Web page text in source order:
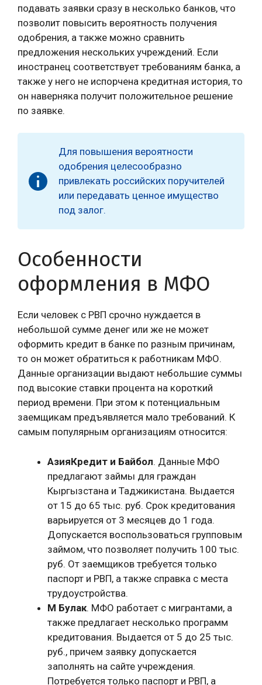
подавать заявки сразу в несколько банков, что
позволит повысить вероятность получения
одобрения, а также можно сравнить
предложения нескольких учреждений. Если
иностранец соответствует требованиям банка, а
также у него не испорчена кредитная история, то
он наверняка получит положительное решение
по заявке.
Для повышения вероятности
одобрения целесообразно
привлекать российских поручителей
или передавать ценное имущество
под залог.
Особенности
оформления в МФО
Если человек с РВП срочно нуждается в
небольшой сумме денег или же не может
оформить кредит в банке по разным причинам,
то он может обратиться к работникам МФО.
Данные организации выдают небольшие суммы
под высокие ставки процента на короткий
период времени. При этом к потенциальным
заемщикам предъявляется мало требований. К
самым популярным организациям относится:
АзияКредит и Байбол. Данные МФО
предлагают займы для граждан
Кыргызстана и Таджикистана. Выдается
от 15 до 65 тыс. руб. Срок кредитования
варьируется от 3 месяцев до 1 года.
Допускается воспользоваться групповым
займом, что позволяет получить 100 тыс.
руб. От заемщиков требуется только
паспорт и РВП, а также справка с места
трудоустройства.
М Булак. МФО работает с мигрантами, а
также предлагает несколько программ
кредитования. Выдается от 5 до 25 тыс.
руб., причем заявку допускается
заполнять на сайте учреждения.
Потребуется только паспорт и РВП, а